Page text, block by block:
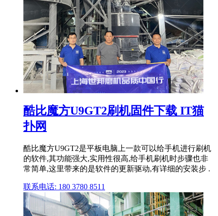
酷比魔方U9GT2刷机固件下载 IT猫
扑网
酷比魔方U9GT2是平板电脑上一款可以给手机进行刷机
的软件,其功能强大,实用性很高,给手机刷机时步骤也非
常简单,这里带来的是软件的更新驱动,有详细的安装步 .
联系电话: 180 3780 8511